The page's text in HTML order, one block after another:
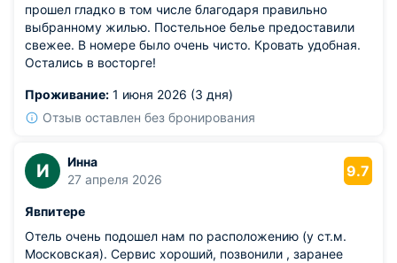
прошел гладко в том числе благодаря правильно
выбранному жилью. Постельное белье предоставили
свежее. В номере было очень чисто. Кровать удобная.
Остались в восторге!
Проживание: 1 июня 2026 (3 дня)
Отзыв оставлен без бронирования
И
Инна
27 апреля 2026
9.7
Явпитере
Отель очень подошел нам по расположению (у ст.м.
Московская). Сервис хороший, позвонили , заранее